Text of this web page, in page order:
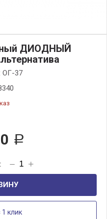
ДИОДНЫЙ
ОГ-37
Р
1 клик